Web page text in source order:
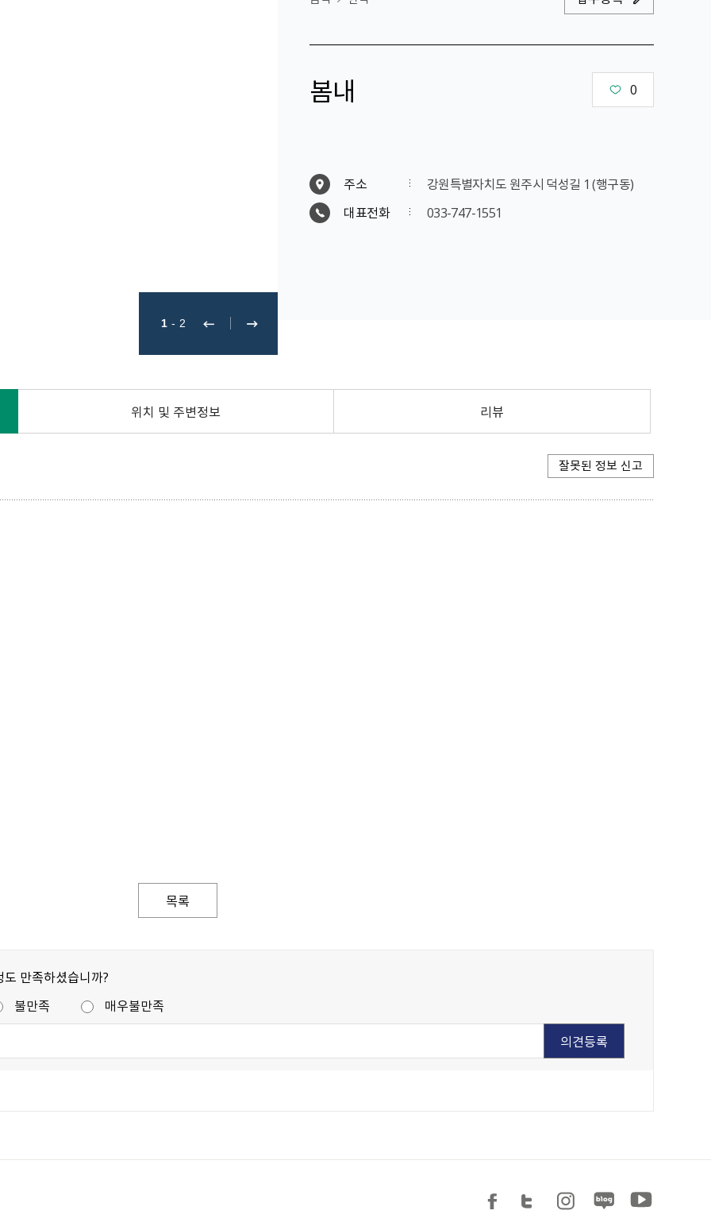
1 - 2
봄내 0
주소
강원특별자치도 원주시 덕성길 1 (행구동)
대표전화
033-747-1551
위치 및 주변정보 리뷰
잘못된 정보 신고
목록
만족하셨습니까?
불만족 매우불만족